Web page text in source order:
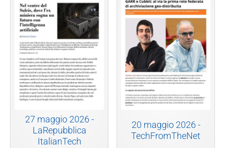
27 maggio 2026 -
LaRepubblica
ItalianTech
20 maggio 2026 -
TechFromTheNet